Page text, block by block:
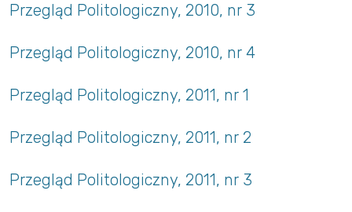
Przegląd Politologiczny, 2010, nr 3
Przegląd Politologiczny, 2010, nr 4
Przegląd Politologiczny, 2011, nr 1
Przegląd Politologiczny, 2011, nr 2
Przegląd Politologiczny, 2011, nr 3